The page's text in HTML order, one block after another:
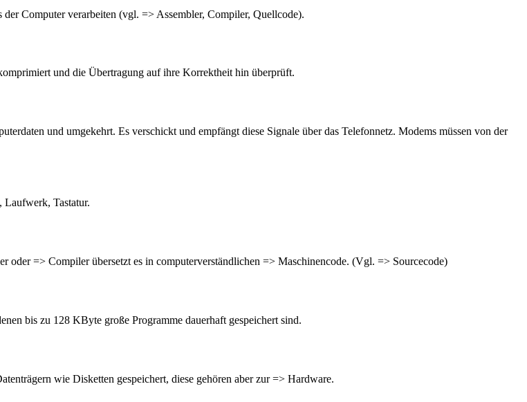
Computer verarbeiten (vgl. => Assembler, Compiler, Quellcode).
und die Übertragung auf ihre Korrektheit hin überprüft.
und umgekehrt. Es verschickt und empfängt diese Signale über das Telefonnetz. Modems müssen von der
Laufwerk, Tastatur.
oder => Compiler übersetzt es in computerverständlichen => Maschinencode. (Vgl. => Sourcecode)
bis zu 128 KByte große Programme dauerhaft gespeichert sind.
wie Disketten gespeichert, diese gehören aber zur => Hardware.